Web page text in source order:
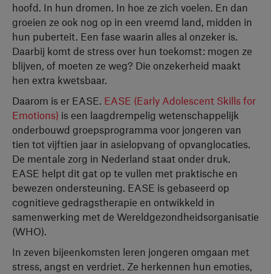
hoofd. In hun dromen. In hoe ze zich voelen. En dan
groeien ze ook nog op in een vreemd land, midden in
hun puberteit. Een fase waarin alles al onzeker is.
Daarbij komt de stress over hun toekomst: mogen ze
blijven, of moeten ze weg? Die onzekerheid maakt
hen extra kwetsbaar.
Daarom is er EASE. EASE (Early Adolescent Skills for
Emotions) is een laagdrempelig wetenschappelijk
onderbouwd groepsprogramma voor jongeren van
tien tot vijftien jaar in asielopvang of opvanglocaties.
De mentale zorg in Nederland staat onder druk.
EASE helpt dit gat op te vullen met praktische en
bewezen ondersteuning. EASE is gebaseerd op
cognitieve gedragstherapie en ontwikkeld in
samenwerking met de Wereldgezondheidsorganisatie
(WHO).
In zeven bijeenkomsten leren jongeren omgaan met
stress, angst en verdriet. Ze herkennen hun emoties,